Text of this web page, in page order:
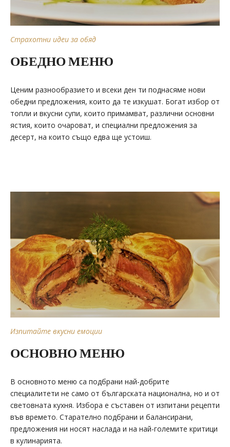
Страхотни идеи за обяд
ОБЕДНО МЕНЮ
Ценим разнообразието и всеки ден ти поднасяме нови
обедни предложения, които да те изкушат. Богат избор от
топли и вкусни супи, които примамват, различни основни
ястия, които очароват, и специални предложения за
десерт, на които също едва ще устоиш.
Изпитайте вкусни емоции
ОСНОВНО МЕНЮ
В основното меню са подбрани най-добрите
специалитети не само от българската национална, но и от
световната кухня. Избора е съставен от изпитани рецепти
във времето. Старателно подбрани и балансирани,
предложения ни носят наслада и на най-големите критици
в кулинарията.